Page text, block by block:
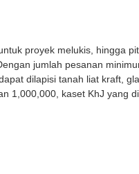
proyek melukis, hingga
jumlah pesanan
dilapisi tanah liat kraft,
1,000,000, kaset KhJ yang